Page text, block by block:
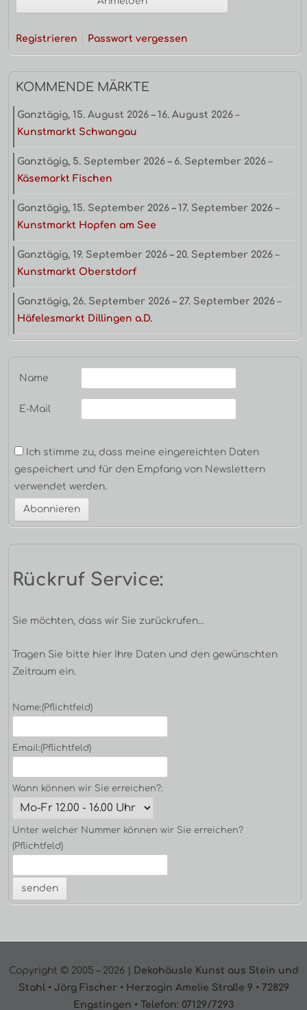
Registrieren Passwort vergessen
KOMMENDE MÄRKTE
Ganztägig, 15. August 2026 – 16. August 2026 –
Kunstmarkt Schwangau
Ganztägig, 5. September 2026 – 6. September 2026 –
Käsemarkt Fischen
Ganztägig, 15. September 2026 – 17. September 2026 –
Kunstmarkt Hopfen am See
Ganztägig, 19. September 2026 – 20. September 2026 –
Kunstmarkt Oberstdorf
Ganztägig, 26. September 2026 – 27. September 2026 –
Häfelesmarkt Dillingen a.D.
Name
E-Mail
Ich stimme zu, dass meine eingereichten Daten
gespeichert und für den Empfang von Newslettern
verwendet werden.
Rückruf Service:
Sie möchten, dass wir Sie zurückrufen...
Tragen Sie bitte hier Ihre Daten und den gewünschten
Zeitraum ein.
Name:(Pflichtfeld)
Email:(Pflichtfeld)
Wann können wir Sie erreichen?:
Unter welcher Nummer können wir Sie erreichen?
(Pflichtfeld)
Inhalt
Copyright © 2005 – 2026 |
Dekohäusle Kunst aus Stein und
Stahl • Jörg Fischer • Herzogin Amelie Straße 9 • 72829
Engstingen • Telefon: 07129/7293